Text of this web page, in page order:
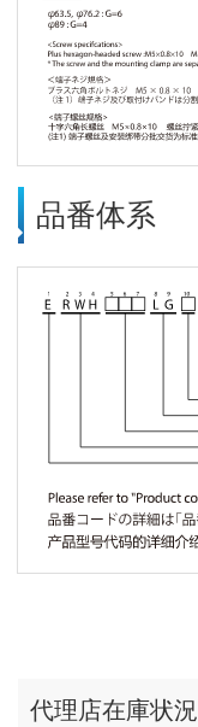
品番体系
代理店在庫状況